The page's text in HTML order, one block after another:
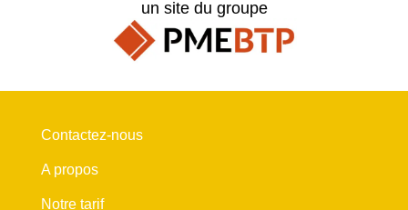
un site du groupe
Contactez-nous
A propos
Notre tarif